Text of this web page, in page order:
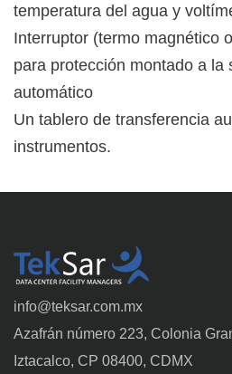
temperatura del agua y
Interruptor (termo magnético
para protección montado a la
automático
Un tablero de transferencia
instrumentos.
info@teksar.com.mx
Azafrán número 223, Colonia
Iztacalco, CP 08400, CDMX